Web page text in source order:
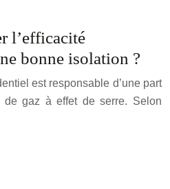
l’efficacité
bonne isolation ?
est responsable d’une part
de gaz à effet de serre. Selon